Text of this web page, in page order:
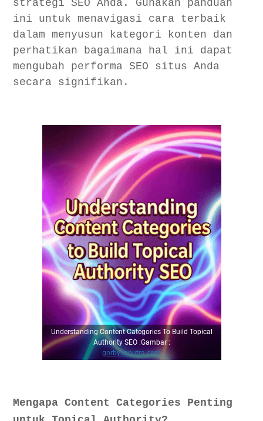
strategi SEO Anda. Gunakan panduan
ini untuk menavigasi cara terbaik
dalam menyusun kategori konten dan
perhatikan bagaimana hal ini dapat
mengubah performa SEO situs Anda
secara signifikan.
Understanding Content Categories To Build Topical
Authority SEO :Gambar :
gorbysaputra.com
Mengapa Content Categories Penting